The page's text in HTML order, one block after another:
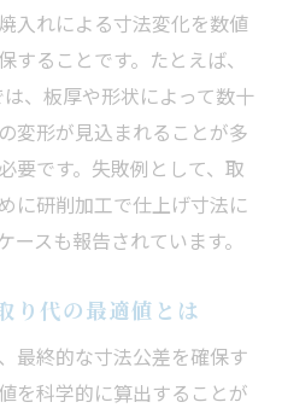
入れによる寸法変化を数値
ることです。たとえば、
、板厚や形状によって数十
変形が見込まれることが多
要です。失敗例として、取
に研削加工で仕上げ寸法に
スも報告されています。
り代の最適値とは
最終的な寸法公差を確保す
を科学的に算出することが